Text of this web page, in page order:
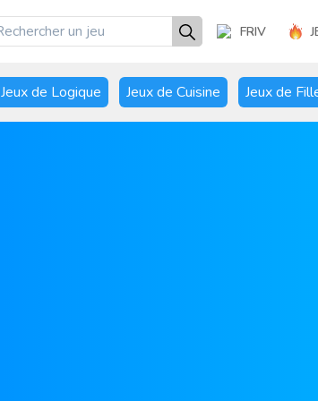
FRIV
Jeux de Logique Jeux de Cuisine Jeux de